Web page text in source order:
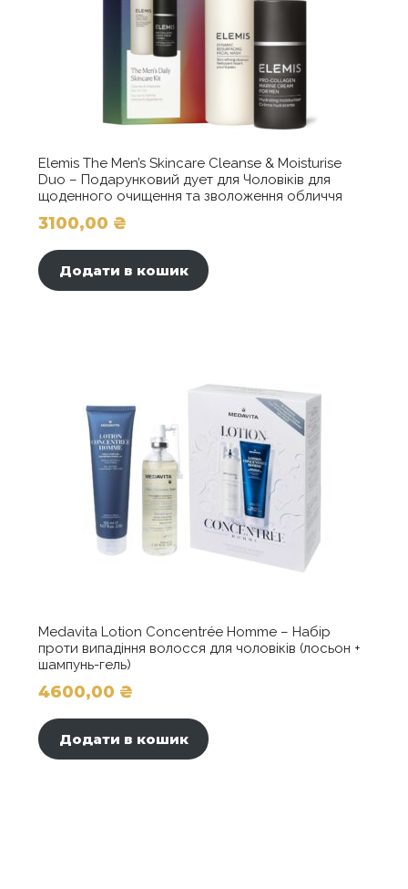
Elemis The Men’s Skincare Cleanse & Moisturise
Duo – Подарунковий дует для Чоловіків для
щоденного очищення та зволоження обличчя
3100,00 ₴
Додати в кошик
Medavita Lotion Concentrée Homme – Набір
проти випадіння волосся для чоловіків (лосьон +
шампунь-гель)
4600,00 ₴
Додати в кошик